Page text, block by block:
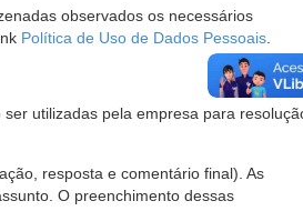
observados os necessários
Política de Uso de Dados Pessoais
utilizadas pela empresa para
resposta e comentário final). As
O preenchimento dessas